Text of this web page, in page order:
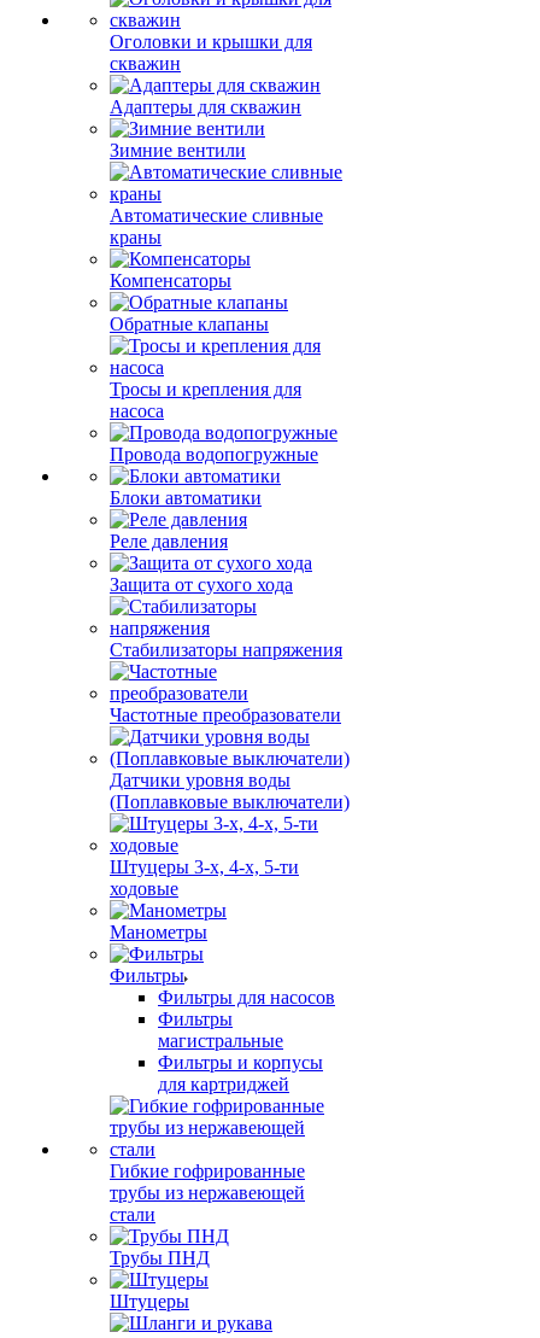
Оголовки и крышки для
скважин
Адаптеры для скважин
Зимние вентили
Автоматические сливные
краны
Компенсаторы
Обратные клапаны
Тросы и крепления для
насоса
Провода водопогружные
Блоки автоматики
Реле давления
Защита от сухого хода
Стабилизаторы напряжения
Частотные преобразователи
Датчики уровня воды
(Поплавковые выключатели)
Штуцеры 3-х, 4-х, 5-ти
ходовые
Манометры
Фильтры
Фильтры для насосов
Фильтры
магистральные
Фильтры и корпусы
для картриджей
Гибкие гофрированные
трубы из нержавеющей
стали
Трубы ПНД
Штуцеры